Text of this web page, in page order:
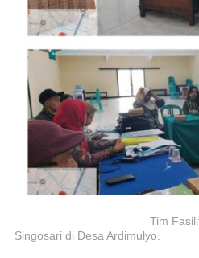
Tim Fasilitasi
Singosari di Desa Ardimulyo.